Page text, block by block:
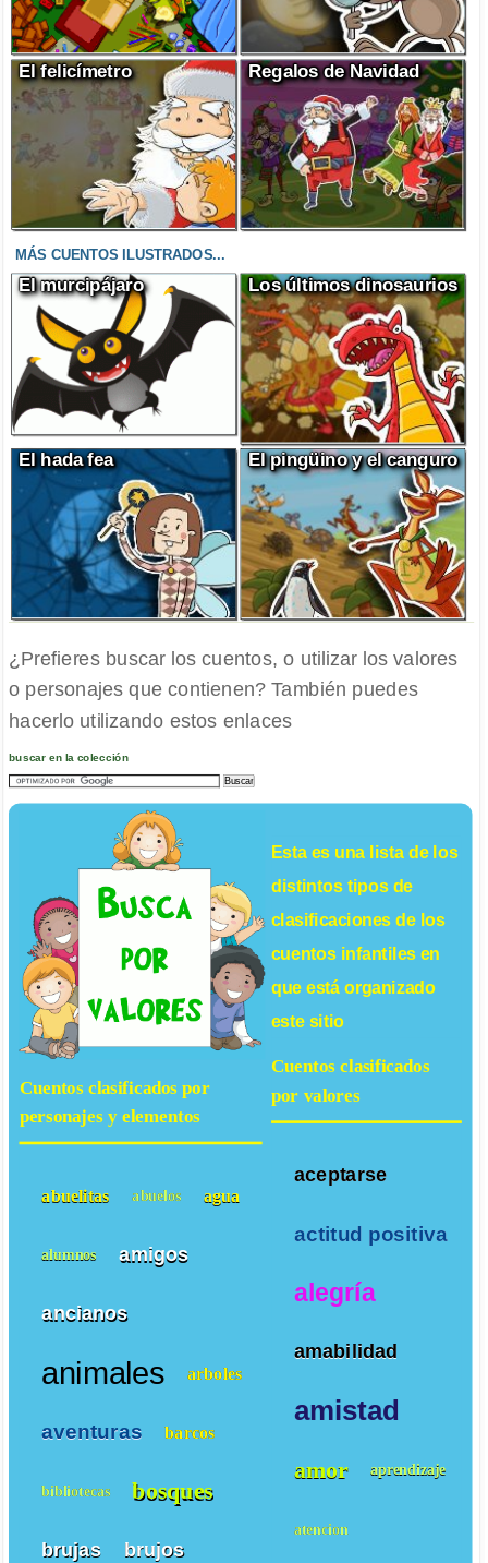
El felicímetro Regalos de Navidad
MÁS CUENTOS ILUSTRADOS...
El murcipájaro Los últimos dinosaurios
El hada fea El pingüino y el canguro
¿Prefieres buscar los cuentos, o utilizar los valores
o personajes que contienen? También puedes
hacerlo utilizando estos enlaces
buscar en la colección
Esta es una lista de los
distintos tipos de
clasificaciones de los
cuentos infantilesen
que está organizado
este sitio
Cuentos clasificados
por valores
aceptarse
actitud positiva
alegría
amabilidad
amistad
amor aprendizaje
atencion
Cuentos clasificados por
personajes y elementos
abuelitas abuelos agua
alumnos amigos
ancianos
animales arboles
aventuras barcos
bibliotecas bosques
brujas brujos